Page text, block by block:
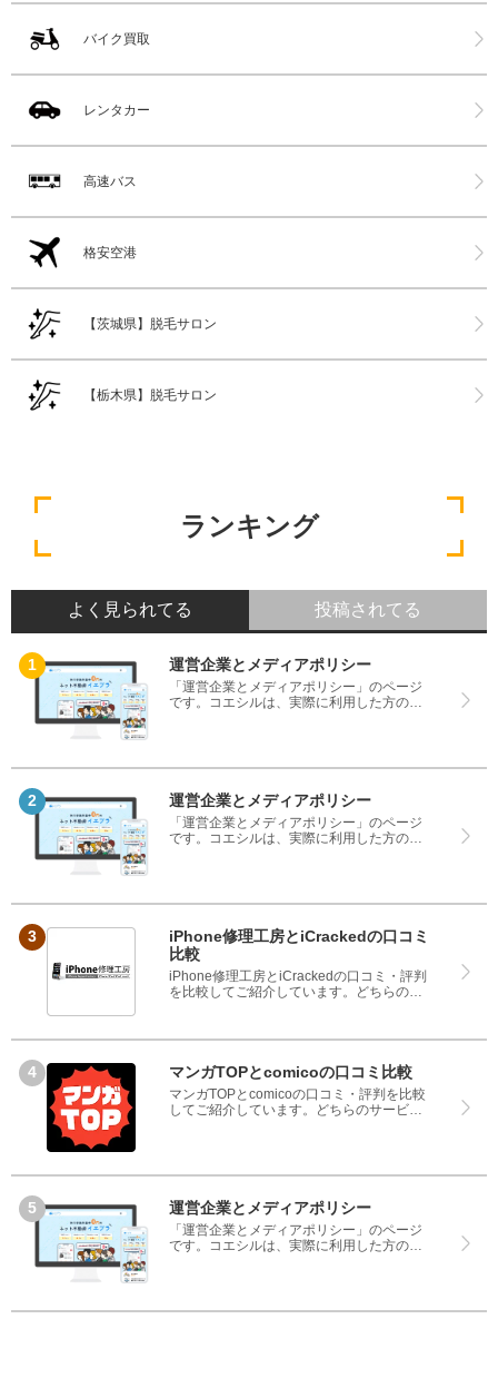
バイク買取
レンタカー
高速バス
格安空港
【茨城県】脱毛サロン
【栃木県】脱毛サロン
ランキング
よく見られてる 投稿されてる
運営企業とメディアポリシー
「運営企業とメディアポリシー」のページ
です。コエシルは、実際に利用した方の口
なく、悪い口コミもしっかり掲載している
さい。
運営企業とメディアポリシー
「運営企業とメディアポリシー」のページ
です。コエシルは、実際に利用した方の口
なく、悪い口コミもしっかり掲載している
さい。
iPhone修理工房とiCrackedの口コミ
比較
iPhone修理工房とiCrackedの口コミ・評判
を比較してご紹介しています。どちらのサ
て、iPhone修理工房とiCrackedのどちらを
マンガTOPとcomicoの口コミ比較
マンガTOPとcomicoの口コミ・評判を比較
してご紹介しています。どちらのサービス
てください。
運営企業とメディアポリシー
「運営企業とメディアポリシー」のページ
です。コエシルは、実際に利用した方の口
なく、悪い口コミもしっかり掲載している